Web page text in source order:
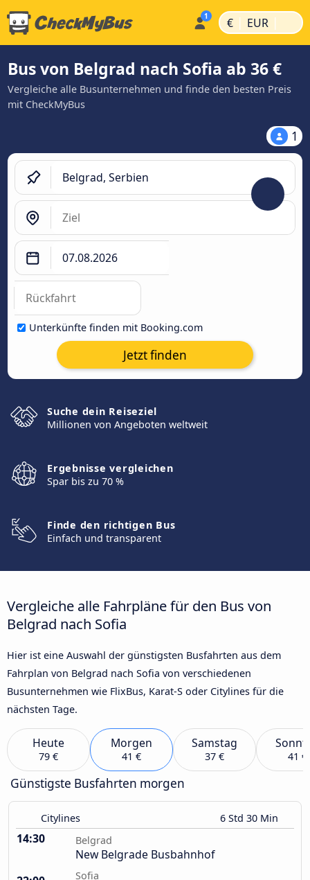
€ | EUR |
Bus von Belgrad nach Sofia ab 36 €
Vergleiche alle Busunternehmen und finde den besten Preis
mit CheckMyBus
1
Unterkünfte finden mit Booking.com
Jetzt finden
Suche dein Reiseziel
Millionen von Angeboten weltweit
Ergebnisse vergleichen
Spar bis zu 70 %
Finde den richtigen Bus
Einfach und transparent
Vergleiche alle Fahrpläne für den Bus von
Belgrad nach Sofia
Hier ist eine Auswahl der günstigsten Busfahrten aus dem
Fahrplan von Belgrad nach Sofia von verschiedenen
Busunternehmen wie FlixBus, Karat-S oder Citylines für die
nächsten Tage.
Heute
79 €
Morgen
41 €
Samstag
37 € 41 €
Günstigste Busfahrten morgen
Citylines 6 Std 30 Min
14:30 Belgrad
New Belgrade Busbahnhof
Sofia